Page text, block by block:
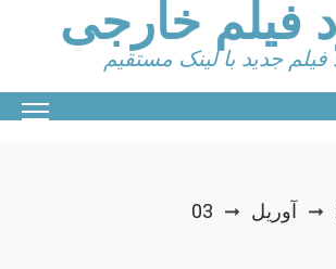
فیلم خارجی
فیلم جدید با لینک مستقیم
➞ آوریل ➞
03